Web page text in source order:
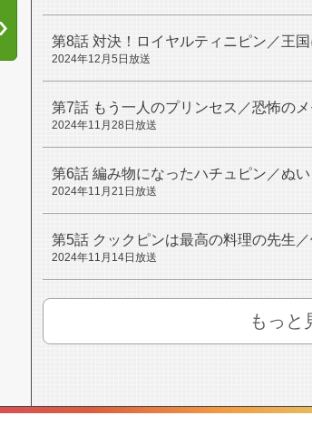
第8話 対決！ロイヤルティニピン／王
2024年12月5日放送
第7話 もう一人のプリンセス／恐怖の
2024年11月28日放送
第6話 編み物になったハチュピン／ぬ
2024年11月21日放送
第5話 クックピンは最高の料理の先生
2024年11月14日放送
もっと